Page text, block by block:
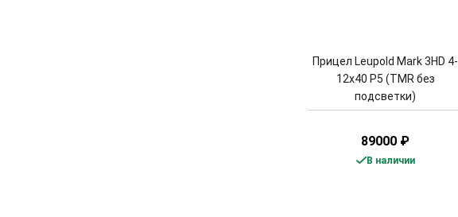
Прицел Leupold Mark 3HD 4-
12x40 P5 (TMR без
подсветки)
89000 ₽
В наличии